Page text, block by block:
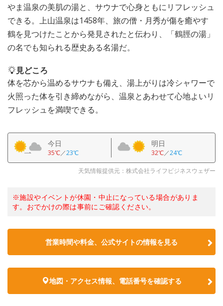
やま温泉の美肌の湯と、サウナで心身ともにリフレッシュ
できる。上山温泉は1458年、旅の僧・月秀が傷を癒やす
鶴を見つけたことから発見されたと伝わり、「鶴脛の湯」
の名でも知られる歴史ある名湯だ。
見どころ
体を芯から温めるサウナも備え、湯上がりは冷シャワーで
火照った体を引き締めながら、温泉とあわせて心地よいリ
フレッシュを満喫できる。
今日
35℃／23℃
明日
32℃／24℃
天気情報提供元：株式会社ライフビジネスウェザー
※施設やイベントが休園・中止になっている場合がありま
す。おでかけの際は事前にご確認ください。
営業時間や料金、公式サイトの情報を見る
地図・アクセス情報、電話番号を確認する